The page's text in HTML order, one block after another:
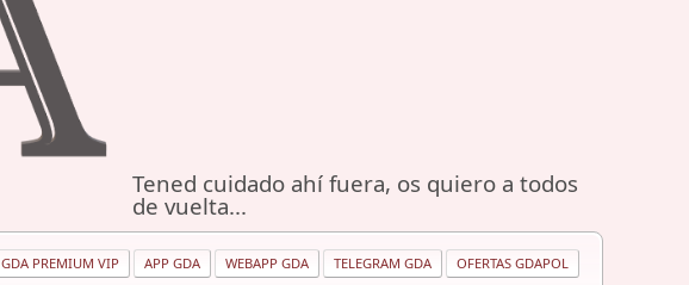
Tened cuidado ahí fuera, os quiero a todos
de vuelta...
GDA PREMIUM VIP APP GDA WEBAPP GDA TELEGRAM GDA OFERTAS GDAPOL